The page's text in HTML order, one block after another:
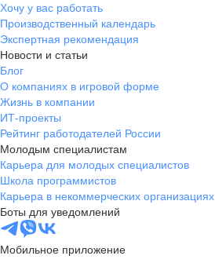
Хочу у вас работать
Производственный календарь
Экспертная рекомендация
Новости и статьи
Блог
О компаниях в игровой форме
Жизнь в компании
ИТ-проекты
Рейтинг работодателей России
Молодым специалистам
Карьера для молодых специалистов
Школа программистов
Карьера в некоммерческих организациях
Боты для уведомлений
Мобильное приложение